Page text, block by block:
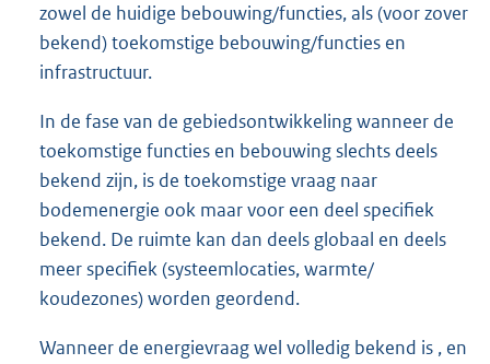
zowel de huidige bebouwing/functies, als (voor zover
bekend) toekomstige bebouwing/functies en
infrastructuur.
In de fase van de gebiedsontwikkeling wanneer de
toekomstige functies en bebouwing slechts deels
bekend zijn, is de toekomstige vraag naar
bodemenergie ook maar voor een deel specifiek
bekend. De ruimte kan dan deels globaal en deels
meer specifiek (systeemlocaties, warmte/
koudezones) worden geordend.
Wanneer de energievraag wel volledig bekend is , en